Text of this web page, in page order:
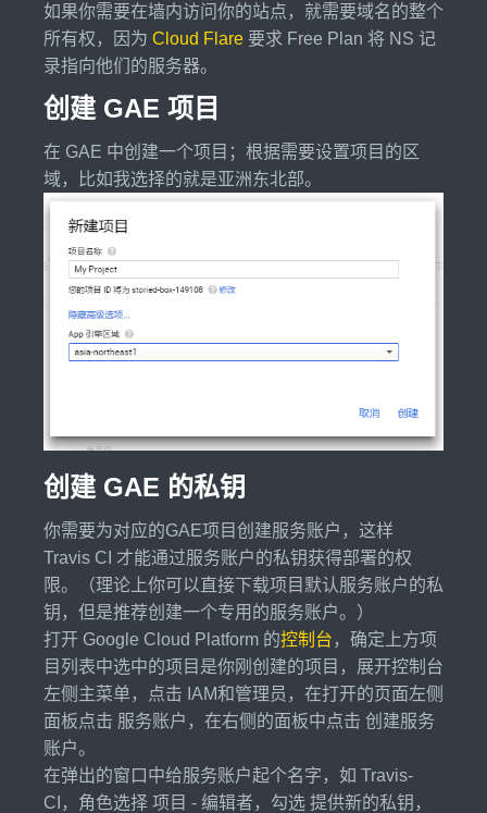
如果你需要在墙内访问你的站点，就需要域名的整个
所有权，因为 Cloud Flare 要求 Free Plan 将 NS 记
录指向他们的服务器。
创建 GAE 项目
在 GAE 中创建一个项目；根据需要设置项目的区
域，比如我选择的就是亚洲东北部。
创建 GAE 的私钥
你需要为对应的GAE项目创建服务账户，这样
Travis CI 才能通过服务账户的私钥获得部署的权
限。（理论上你可以直接下载项目默认服务账户的私
钥，但是推荐创建一个专用的服务账户。）
打开 Google Cloud Platform 的控制台 ，确定上方项
目列表中选中的项目是你刚创建的项目，展开控制台
左侧主菜单，点击 IAM和管理员，在打开的页面左侧
面板点击 服务账户，在右侧的面板中点击 创建服务
账户。
在弹出的窗口中给服务账户起个名字，如 Travis-
CI，角色选择 项目 - 编辑者，勾选 提供新的私钥，